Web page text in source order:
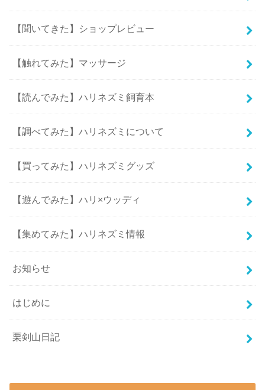
【聞いてきた】ショップレビュー
【触れてみた】マッサージ
【読んでみた】ハリネズミ飼育本
【調べてみた】ハリネズミについて
【買ってみた】ハリネズミグッズ
【遊んでみた】ハリ×ウッディ
【集めてみた】ハリネズミ情報
お知らせ
はじめに
栗剣山日記